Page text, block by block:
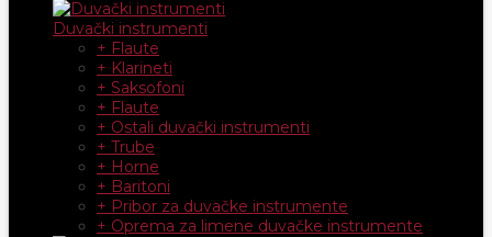
Duvački instrumenti
+ Flaute
+ Klarineti
+ Saksofoni
+ Flaute
+ Ostali duvački instrumenti
+ Trube
+ Horne
+ Baritoni
+ Pribor za duvačke instrumente
+ Oprema za limene duvačke instrumente